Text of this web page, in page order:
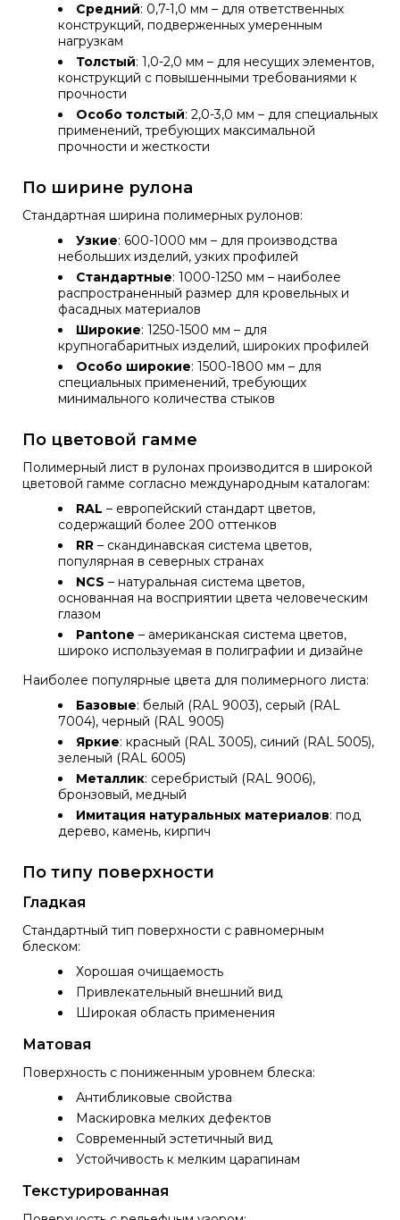
Средний: 0,7-1,0 мм – для ответственных
конструкций, подверженных умеренным
нагрузкам
Толстый: 1,0-2,0 мм – для несущих элементов,
конструкций с повышенными требованиями к
прочности
Особо толстый: 2,0-3,0 мм – для специальных
применений, требующих максимальной
прочности и жесткости
По ширине рулона
Стандартная ширина полимерных рулонов:
Узкие: 600-1000 мм – для производства
небольших изделий, узких профилей
Стандартные: 1000-1250 мм – наиболее
распространенный размер для кровельных и
фасадных материалов
Широкие: 1250-1500 мм – для
крупногабаритных изделий, широких профилей
Особо широкие: 1500-1800 мм – для
специальных применений, требующих
минимального количества стыков
По цветовой гамме
Полимерный лист в рулонах производится в широкой
цветовой гамме согласно международным каталогам:
RAL – европейский стандарт цветов,
содержащий более 200 оттенков
RR – скандинавская система цветов,
популярная в северных странах
NCS – натуральная система цветов,
основанная на восприятии цвета человеческим
глазом
Pantone – американская система цветов,
широко используемая в полиграфии и дизайне
Наиболее популярные цвета для полимерного листа:
Базовые: белый (RAL 9003), серый (RAL
7004), черный (RAL 9005)
Яркие: красный (RAL 3005), синий (RAL 5005),
зеленый (RAL 6005)
Металлик: серебристый (RAL 9006),
бронзовый, медный
Имитация натуральных материалов: под
дерево, камень, кирпич
По типу поверхности
Гладкая
Стандартный тип поверхности с равномерным
блеском:
Хорошая очищаемость
Привлекательный внешний вид
Широкая область применения
Матовая
Поверхность с пониженным уровнем блеска:
Антибликовые свойства
Маскировка мелких дефектов
Современный эстетичный вид
Устойчивость к мелким царапинам
Текстурированная